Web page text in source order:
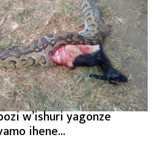
w’ishuri yagonze
ihene...